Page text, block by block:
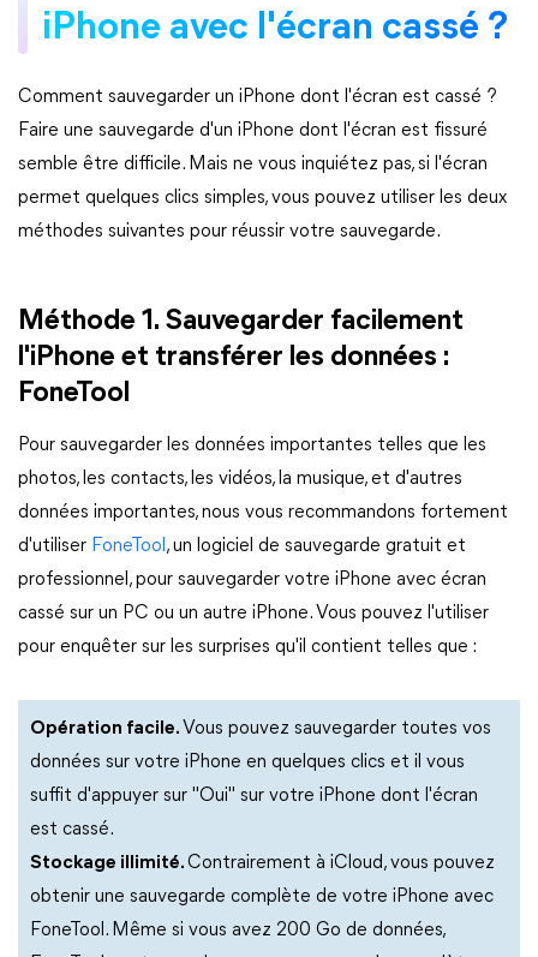
iPhone avec l'écran cassé ?
Comment sauvegarder un iPhone dont l'écran est cassé ?
Faire une sauvegarde d'un iPhone dont l'écran est fissuré
semble être difficile. Mais ne vous inquiétez pas, si l'écran
permet quelques clics simples, vous pouvez utiliser les deux
méthodes suivantes pour réussir votre sauvegarde.
Méthode 1. Sauvegarder facilement
l'iPhone et transférer les données :
FoneTool
Pour sauvegarder les données importantes telles que les
photos, les contacts, les vidéos, la musique, et d'autres
données importantes, nous vous recommandons fortement
d'utiliser FoneTool , un logiciel de sauvegarde gratuit et
professionnel, pour sauvegarder votre iPhone avec écran
cassé sur un PC ou un autre iPhone. Vous pouvez l'utiliser
pour enquêter sur les surprises qu'il contient telles que :
Opération facile. Vous pouvez sauvegarder toutes vos
données sur votre iPhone en quelques clics et il vous
suffit d'appuyer sur "Oui" sur votre iPhone dont l'écran
est cassé.
Stockage illimité.Contrairement à iCloud, vous pouvez
obtenir une sauvegarde complète de votre iPhone avec
FoneTool. Même si vous avez 200 Go de données,